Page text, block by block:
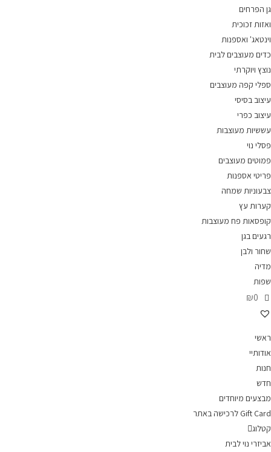
גן הפרחים
ואזות זכוכית
וינטאג' ואספנות
כדים מעוצבים לבית
נוצץ ויוקרתי
ספלי קפה מעוצבים
עיצוב בסיסי
עיצוב כפרי
עששיות מעוצבות
פסלי נוי
פמוטים מעוצבים
פריטי אספנות
צבעוניות שמחה
קערות עץ
קופסאות פח מעוצבות
רגעים בגן
שחור ולבן
מדיה
שפות
₪0
ראשי
אודותיי
חנות
חדש
מבצעים מיוחדים
Gift Card לרכישה באתר
קטלוג
אביזרי נוי לבית